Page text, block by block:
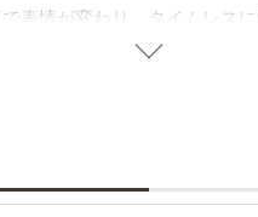
表情が変わり、タイムレスに
ジュアルスタイルから特別